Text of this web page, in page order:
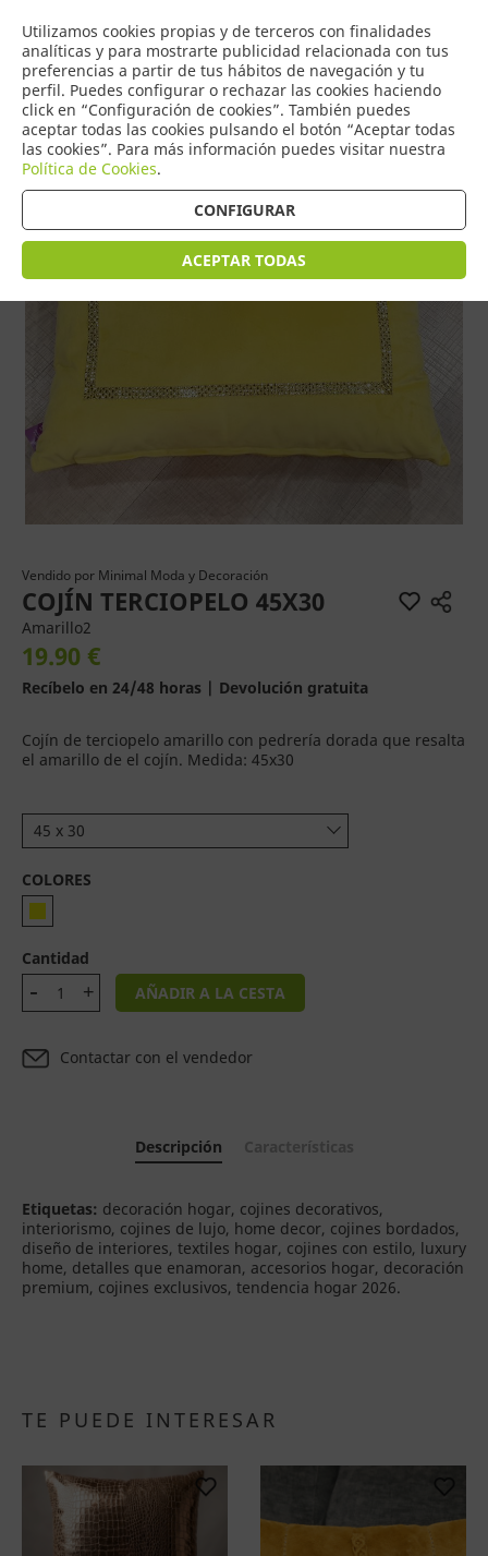
Utilizamos cookies propias y de terceros con finalidades
analíticas y para mostrarte publicidad relacionada con tus
preferencias a partir de tus hábitos de navegación y tu
perfil. Puedes configurar o rechazar las cookies haciendo
click en “Configuración de cookies”. También puedes
aceptar todas las cookies pulsando el botón “Aceptar todas
las cookies”. Para más información puedes visitar nuestra
Política de Cookies.
CONFIGURAR
ACEPTAR TODAS
0
COMERCIO
DE TORRIJOS
Tienda > INTERIORISMO > Cojines y Edredones
Vendido por Minimal Moda y Decoración
COJÍN TERCIOPELO 45X30
Amarillo2
19.90 €
Recíbelo en 24/48 horas | Devolución gratuita
Cojín de terciopelo amarillo con pedrería dorada que resalta
el amarillo de el cojín. Medida: 45x30
45 x 30
COLORES
Cantidad
AÑADIR A LA CESTA
Contactar con el vendedor
Descripción
Etiquetas: decoración hogar, cojines decorativos,
interiorismo, cojines de lujo, home decor, cojines bordados,
diseño de interiores, textiles hogar, cojines con estilo, luxury
home, detalles que enamoran, accesorios hogar, decoración
premium, cojines exclusivos, tendencia hogar 2026.
TE PUEDE INTERESAR